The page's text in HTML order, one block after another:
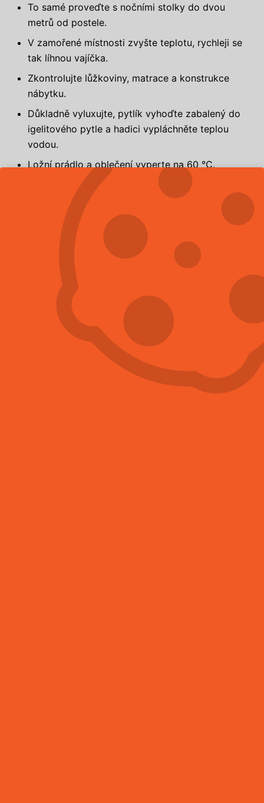
To samé proveďte s nočními stolky do dvou
metrů od postele.
V zamořené místnosti zvyšte teplotu, rychleji se
tak líhnou vajíčka.
Zkontrolujte lůžkoviny, matrace a konstrukce
nábytku.
Důkladně vyluxujte, pytlík vyhoďte zabalený do
igelitového pytle a hadici vypláchněte teplou
vodou.
Ložní prádlo a oblečení vyperte na 60 °C.
Co nejde vyprat na vysokou teplotu, zmrazte na
týden v mrazáku na -17 °C.
JAK PROBÍHÁ HUBENÍ
ŠTĚNIC?
Po příjezdu proškoleného personálu vás seznámíme
s veškerými informacemi o průběhu dezinsekce
Zásah provádímevětšinou ráno
následujících 8 hodin nesmí být doma nikdo
přítomen. Nemusíte se bát ani o vaše domácí
mazlíčky. Prostředky, které při likvidaci štěnic